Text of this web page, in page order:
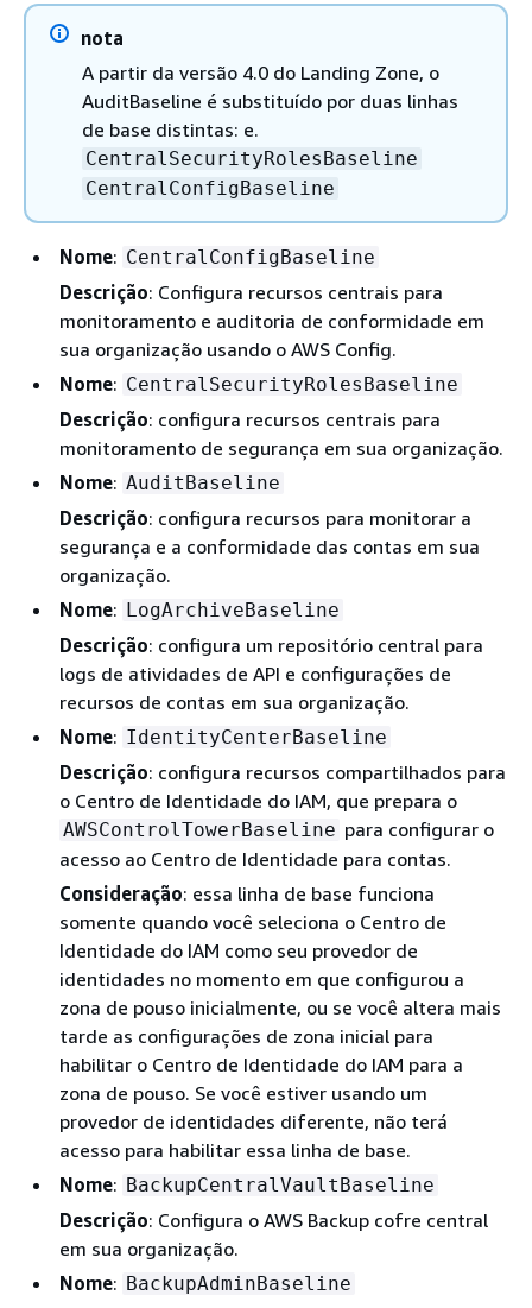
nota
A partir da versão 4.0 do Landing Zone, o
AuditBaseline é substituído por duas linhas
de base distintas: e.
CentralSecurityRolesBaseline
CentralConfigBaseline
Nome: CentralConfigBaseline
Descrição: Configura recursos centrais para
monitoramento e auditoria de conformidade em
sua organização usando o AWS Config.
Nome: CentralSecurityRolesBaseline
Descrição: configura recursos centrais para
monitoramento de segurança em sua organização.
Nome: AuditBaseline
Descrição: configura recursos para monitorar a
segurança e a conformidade das contas em sua
organização.
Nome: LogArchiveBaseline
Descrição: configura um repositório central para
logs de atividades de API e configurações de
recursos de contas em sua organização.
Nome: IdentityCenterBaseline
Descrição: configura recursos compartilhados para
o Centro de Identidade do IAM, que prepara o
AWSControlTowerBaseline para configurar o
acesso ao Centro de Identidade para contas.
Consideração: essa linha de base funciona
somente quando você seleciona o Centro de
Identidade do IAM como seu provedor de
identidades no momento em que configurou a
zona de pouso inicialmente, ou se você altera mais
tarde as configurações de zona inicial para
habilitar o Centro de Identidade do IAM para a
zona de pouso. Se você estiver usando um
provedor de identidades diferente, não terá
acesso para habilitar essa linha de base.
Nome: BackupCentralVaultBaseline
Descrição: Configura o AWS Backup cofre central
em sua organização.
Nome: BackupAdminBaseline